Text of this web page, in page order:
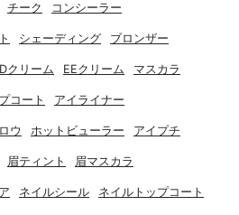
チーク コンシーラー
シェーディング ブロンザー
クリーム EEクリーム マスカラ
コート アイライナー
ウ ホットビューラー アイプチ
眉ティント 眉マスカラ
ネイルシール ネイルトップコート